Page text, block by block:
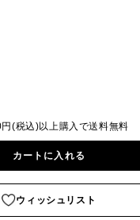
(税込)以上購入で送料無料
カートに入れる
ウィッシュリスト